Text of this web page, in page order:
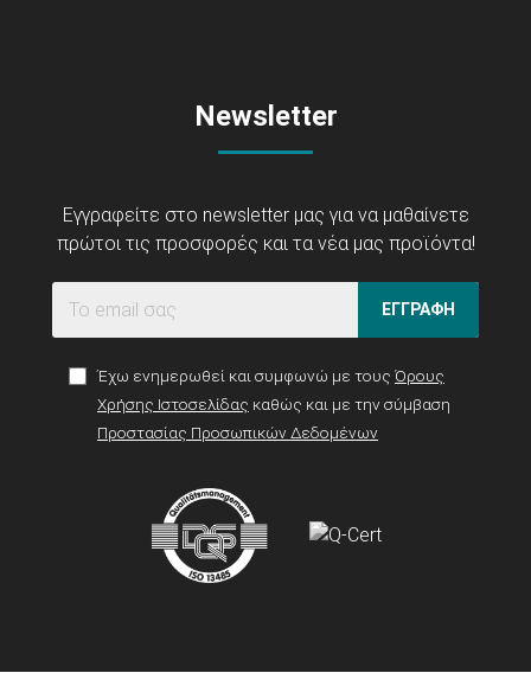
Newsletter
Εγγραφείτε στο newsletter μας για να μαθαίνετε
πρώτοι τις προσφορές και τα νέα μας προϊόντα!
ΕΓΓΡΑΦΗ
Έχω ενημερωθεί και συμφωνώ με τους Όρους
Χρήσης Ιστοσελίδας καθώς και με την σύμβαση
Προστασίας Προσωπικών Δεδομένων